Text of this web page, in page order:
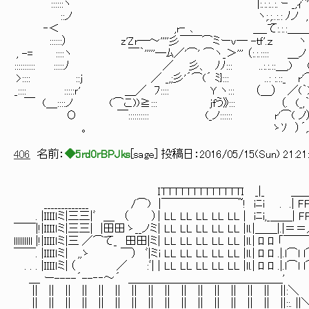
::::::ヽ |:.:.:..:. ｰ _,ｨ^'＼ j!ン
::ノ ヽ;.;..:.: ﾉノ , ..:.:） ⌒ r'⌒
‐＜ ,r‐ ､ ＿_て:.:.:＿＿／ (⌒′
::::::） z'Zr─～''''彡￣￣⌒ミーv─ -ｔｆ'.ｚ
, -= ::::ヽ ￣｀'''''─ﾑ／'⌒' ⌒ヽ_＞''' （:.:.::::
:::::::::: :::::ﾉ ／ 彡、 ﾉﾉ::: ..:.:.::＿,) (゛
>:::: ::ｊ ／ _,;彡'´⌒(´ ﾐ}::: ..: :.::_ r'⌒ゞ'
_:::: :::::ｒ' ＿／ ﾌ:::: Y ヽ::: （＿） ／(
￣ (＿::::ノ (⌒こ))≧::: jfう》::: （. (_,｀ヾ
Ο ￣:::::::::: (_ノ:::::: r'⌒( ノ）丿{
。 ゝｿ ）´,. ､γ
406 名前： ◆5rd0rBPJks sage ] 投稿日： 2016/05/15(Sun)
ITTTTTTTTTTTTTI _|_ ＿＿
_____________ /⌒) |￣￣￣￣￣￣￣~! iﾆi . .|
. |IIIIｌミ|三三|ﾞ ＿ （ ） | LL LL LL LL LL | iﾆi,_＿
￣￣|!|IIIIｌミ|三三| |田田 ゝ__ノ ミ| LL LL LL LL LL |ll.|
lllllllll |!|IIIIｌミ|三 ／⌒て_ 田田|ミ| LL LL LL LL LL |ll.| ﾛ
￣￣. |IIIIｌミ| ,,ゝ ￣） ﾞ|ミi LL LL LL LL LL |ll.| ﾛ
. . . |IIIIｌミ| （ ／ :ﾞ| | LL LL LL LL LL |ll.| ﾛ ﾛ
＿ ー----´--‐‐～´ ＿＿＿＿＿＿＿＿＿＿＿
|| || || || || || || || || || || || || || ||
|| || || || || || || || || || || || || || || ||::.